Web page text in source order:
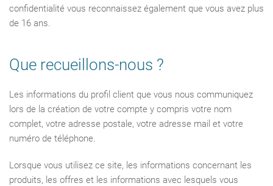
confidentialité vous reconnaissez également que vous avez plus
de 16 ans.
Que recueillons-nous ?
Les informations du profil client que vous nous communiquez
lors de la création de votre compte y compris votre nom
complet, votre adresse postale, votre adresse mail et votre
numéro de téléphone.
Lorsque vous utilisez ce site, les informations concernant les
produits, les offres et les informations avec lesquels vous